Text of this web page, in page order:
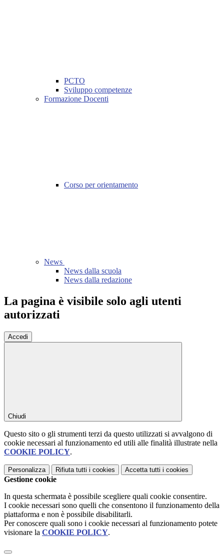
PCTO
Sviluppo competenze
Formazione Docenti
Corso per orientamento
News
News dalla scuola
News dalla redazione
La pagina è visibile solo agli utenti
autorizzati
Accedi
Chiudi
Questo sito o gli strumenti terzi da questo utilizzati si avvalgono di
cookie necessari al funzionamento ed utili alle finalità illustrate nella
COOKIE POLICY.
Personalizza Rifiuta tutti i cookies Accetta tutti i cookies
Gestione cookie
In questa schermata è possibile scegliere quali cookie consentire.
I cookie necessari sono quelli che consentono il funzionamento della
piattaforma e non è possibile disabilitarli.
Per conoscere quali sono i cookie necessari al funzionamento potete
visionare la COOKIE POLICY.